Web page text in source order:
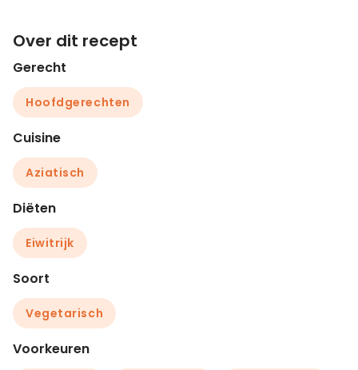
Over dit recept
Gerecht
Hoofdgerechten
Cuisine
Aziatisch
Diëten
Eiwitrijk
Soort
Vegetarisch
Voorkeuren